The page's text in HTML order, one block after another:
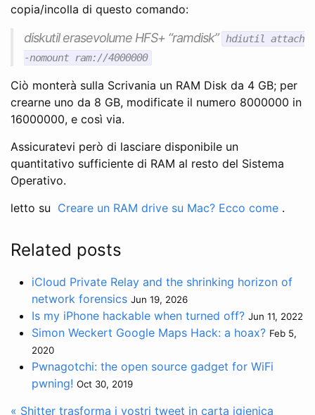
copia/incolla di questo comando:
diskutil erasevolume HFS+ “ramdisk” hdiutil attach
-nomount ram://4000000
Ciò monterà sulla Scrivania un RAM Disk da 4 GB; per
crearne uno da 8 GB, modificate il numero 8000000 in
16000000, e così via.
Assicuratevi però di lasciare disponibile un
quantitativo sufficiente di RAM al resto del Sistema
Operativo.
letto su Creare un RAM drive su Mac? Ecco come .
Related posts
iCloud Private Relay and the shrinking horizon of
network forensics Jun 19, 2026
Is my iPhone hackable when turned off? Jun 11, 2022
Simon Weckert Google Maps Hack: a hoax? Feb 5,
2020
Pwnagotchi: the open source gadget for WiFi
pwning! Oct 30, 2019
« Shitter trasforma i vostri tweet in carta igienica